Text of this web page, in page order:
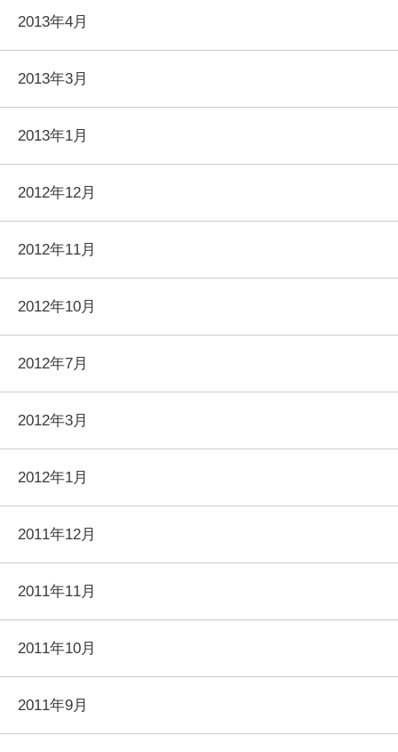
2013年4月
2013年3月
2013年1月
2012年12月
2012年11月
2012年10月
2012年7月
2012年3月
2012年1月
2011年12月
2011年11月
2011年10月
2011年9月